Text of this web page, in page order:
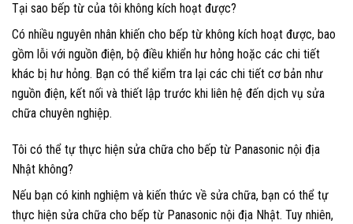
Tại sao bếp từ của tôi không kích hoạt được?
Có nhiều nguyên nhân khiến cho bếp từ không kích hoạt được, bao
gồm lỗi với nguồn điện, bộ điều khiển hư hỏng hoặc các chi tiết
khác bị hư hỏng. Bạn có thể kiểm tra lại các chi tiết cơ bản như
nguồn điện, kết nối và thiết lập trước khi liên hệ đến dịch vụ sửa
chữa chuyên nghiệp.
Tôi có thể tự thực hiện sửa chữa cho bếp từ Panasonic nội địa
Nhật không?
Nếu bạn có kinh nghiệm và kiến thức về sửa chữa, bạn có thể tự
thực hiện sửa chữa cho bếp từ Panasonic nội địa Nhật. Tuy nhiên,